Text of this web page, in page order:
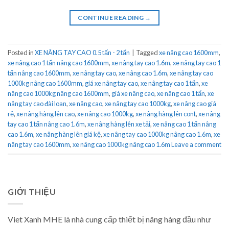
CONTINUE READING →
Posted inXE NÂNG TAY CAO 0.5 tấn - 2 tấn Taggedxe nâng cao 1600mm,
xe nâng cao 1 tấn nâng cao 1600mm,xe nâng tay cao 1.6m,xe nâng tay cao 1
tấn nâng cao 1600mm,xe nâng tay cao,xe nâng cao 1.6m,xe nâng tay cao
1000kg nâng cao 1600mm, giá xe nâng tay cao,xe nâng tay cao 1 tấn,xe
nâng cao 1000kg nâng cao 1600mm, giá xe nâng cao,xe nâng cao 1 tấn,xe
nâng tay cao đài loan,xe nâng cao,xe nâng tay cao 1000kg,xe nâng cao giá
rẻ,xe nâng hàng lên cao,xe nâng cao 1000kg,xe nâng hàng lên cont,xe nâng
tay cao 1 tấn nâng cao 1.6m,xe nâng hàng lên xe tải,xe nâng cao 1 tấn nâng
cao 1.6m,xe nâng hàng lên giá kệ,xe nâng tay cao 1000kg nâng cao 1.6m,xe
nâng tay cao 1600mm,xe nâng cao 1000kg nâng cao 1.6mLeave a comment
GIỚI THIỆU
Viet Xanh MHE là nhà cung cấp thiết bị nâng hàng đầu như